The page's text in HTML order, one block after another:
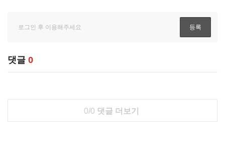
댓글 0
0/0 댓글 더보기